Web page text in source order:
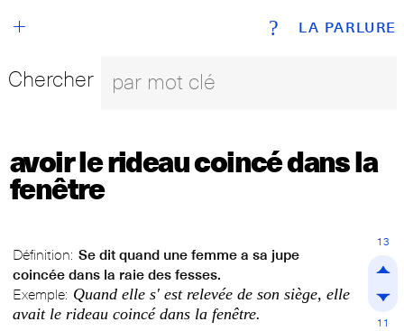
LA PARLURE
+ ?
Chercher
avoir le rideau coincé dans la
fenêtre
Définition: Se dit quand une femme a sa jupe
coincée dans la raie des fesses.
Exemple: Quand elle s' est relevée de son siège, elle
avait le rideau coincé dans la fenêtre.
13
11